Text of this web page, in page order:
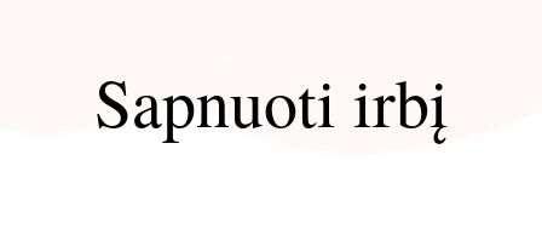
Sapnuoti irbį